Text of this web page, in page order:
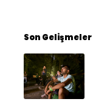
Son Gelişmeler